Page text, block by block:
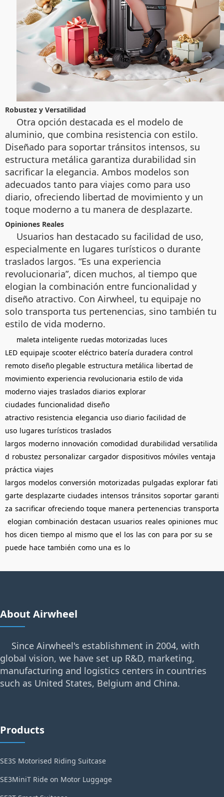
Robustez y Versatilidad
Otra opción destacada es el modelo de
aluminio, que combina resistencia con estilo.
Diseñado para soportar tránsitos intensos, su
estructura metálica garantiza durabilidad sin
sacrificar la elegancia. Ambos modelos son
adecuados tanto para viajes como para uso
diario, ofreciendo libertad de movimiento y un
toque moderno a tu manera de desplazarte.
Opiniones Reales
Usuarios han destacado su facilidad de uso,
especialmente en lugares turísticos o durante
traslados largos. “Es una experiencia
revolucionaria”, dicen muchos, al tiempo que
elogian la combinación entre funcionalidad y
diseño atractivo. Con Airwheel, tu equipaje no
solo transporta tus pertenencias, sino también tu
estilo de vida moderno.
maleta inteligente ruedas motorizadas luces
LED equipaje scooter eléctrico batería duradera control
remoto diseño plegable estructura metálica libertad de
movimiento experiencia revolucionaria estilo de vida
moderno viajes traslados diarios explorar
ciudades funcionalidad diseño
atractivo resistencia elegancia uso diario facilidad de
uso lugares turísticos traslados
largos moderno innovación comodidad durabilidad versatilida
d robustez personalizar cargador dispositivos móviles ventaja
práctica viajes
largos modelos conversión motorizadas pulgadas explorar fati
garte desplazarte ciudades intensos tránsitos soportar garanti
za sacrificar ofreciendo toque manera pertenencias transporta
elogian combinación destacan usuarios reales opiniones muc
hos dicen tiempo al mismo que el los las con para por su se
puede hace también como una es lo
About Airwheel
Since Airwheel's establishment in 2004, with
global vision, we have set up R&D, marketing,
manufacturing and logistics centers in countries
such as United States, Belgium and China.
Products
SE3S Motorised Riding Suitcase
SE3MiniT Ride on Motor Luggage